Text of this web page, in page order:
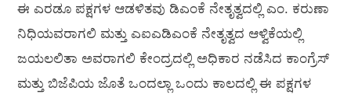
ಈ ಎರಡೂ ಪಕ್ಷಗಳ ಆಡಳಿತವು ಡಿಎಂಕೆ ನೇತೃತ್ವದಲ್ಲಿ ಎಂ. ಕರುಣಾ
ನಿಧಿಯವರಾಗಲಿ ಮತ್ತು ಎಐಎಡಿಎಂಕೆ ನೇತೃತ್ವದ ಆಳ್ವಿಕೆಯಲ್ಲಿ
ಜಯಲಲಿತಾ ಅವರಾಗಲಿ ಕೇಂದ್ರದಲ್ಲಿ ಅಧಿಕಾರ ನಡೆಸಿದ ಕಾಂಗ್ರೆಸ್
ಮತ್ತು ಬಿಜೆಪಿಯ ಜೊತೆ ಒಂದಲ್ಲಾ ಒಂದು ಕಾಲದಲ್ಲಿ ಈ ಪಕ್ಷಗಳ